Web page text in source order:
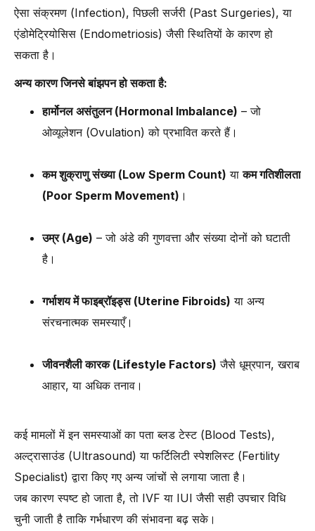
ऐसा संक्रमण (Infection), पिछली सर्जरी (Past Surgeries), या
एंडोमेट्रियोसिस (Endometriosis) जैसी स्थितियों के कारण हो
सकता है।
अन्य कारण जिनसे बांझपन हो सकता है:
हार्मोनल असंतुलन (Hormonal Imbalance) – जो
ओव्यूलेशन (Ovulation) को प्रभावित करते हैं।
कम शुक्राणु संख्या (Low Sperm Count) याकम गतिशीलता
(Poor Sperm Movement) ।
उम्र (Age) – जो अंडे की गुणवत्ता और संख्या दोनों को घटाती
है।
गर्भाशय में फाइब्रॉइड्स (Uterine Fibroids) या अन्य
संरचनात्मक समस्याएँ।
जीवनशैली कारक (Lifestyle Factors) जैसे धूम्रपान, खराब
आहार, या अधिक तनाव।
कई मामलों में इन समस्याओं का पता ब्लड टेस्ट (Blood Tests),
अल्ट्रासाउंड (Ultrasound) या फर्टिलिटी स्पेशलिस्ट (Fertility
Specialist) द्वारा किए गए अन्य जांचों से लगाया जाता है।
जब कारण स्पष्ट हो जाता है, तो IVF या IUI जैसी सही उपचार विधि
चुनी जाती है ताकि गर्भधारण की संभावना बढ़ सके।